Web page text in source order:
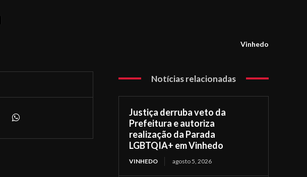
Vinhedo
Notícias relacionadas
Justiça derruba veto da
Prefeitura e autoriza
realização da Parada
LGBTQIA+ em Vinhedo
VINHEDO agosto 5, 2026